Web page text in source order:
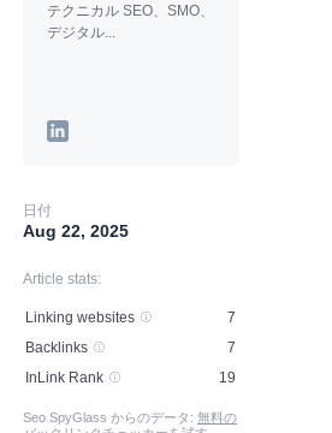
テクニカル SEO、SMO、
デジタル...
日付
Aug 22, 2025
Article stats:
Linking websites
7
Backlinks
7
InLink Rank
19
Seo SpyGlass からのデータ: 無料の